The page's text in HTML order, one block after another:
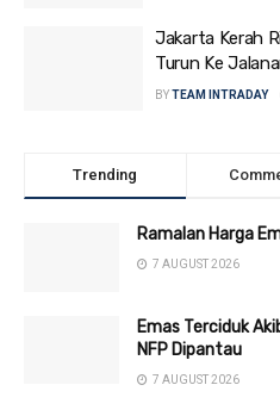
Jakarta Kerah
Turun Ke
BYTEAM INTRADAY
Trending
Ramalan Harga
7 AUGUST 2026
Emas Terciduk
NFP Dipantau
7 AUGUST 2026